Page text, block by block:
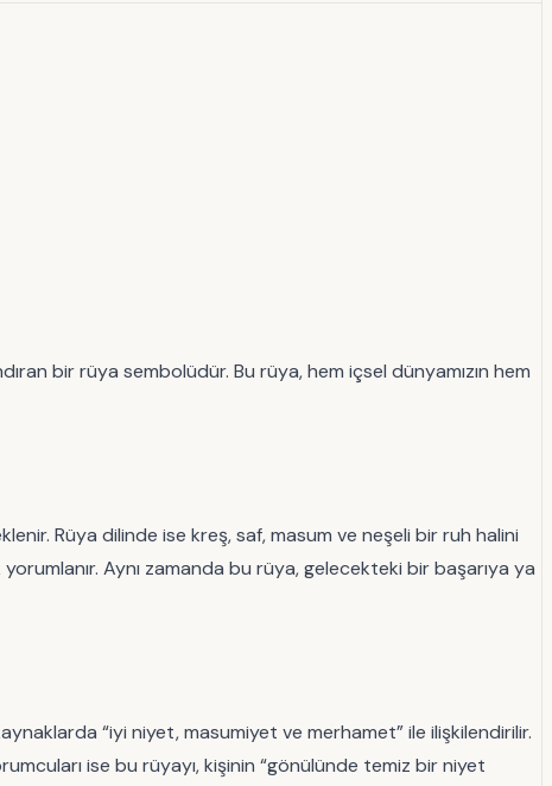
bir rüya sembolüdür. Bu rüya, hem içsel dünyamızın hem
Rüya dilinde ise kreş, saf, masum ve neşeli bir ruh halini
Aynı zamanda bu rüya, gelecekteki bir başarıya ya
“iyi niyet, masumiyet ve merhamet” ile ilişkilendirilir.
ise bu rüyayı, kişinin “gönülünde temiz bir niyet